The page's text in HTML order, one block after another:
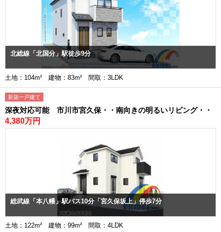
北総線「北国分」駅徒歩9分
土地：104m² 建物：83m² 間取：3LDK
新築一戸建て
深夜対応可能 市川市宮久保・・南向きの明るいリビング・・
4,380万円
総武線「本八幡」駅バス10分「宮久保坂上」停歩7分
土地：122m² 建物：99m² 間取：4LDK